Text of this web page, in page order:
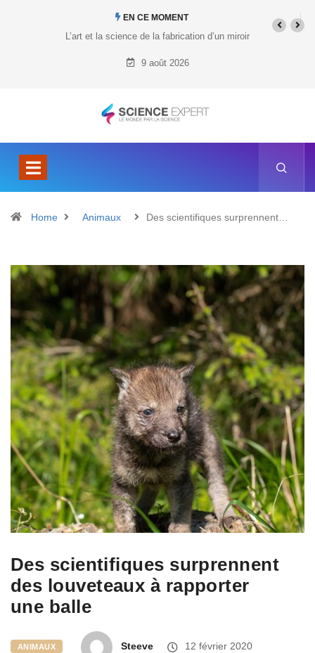
EN CE MOMENT
Quel est le prix du Tesla Cybertruck ?
9 août 2026
Home Animaux Des scientifiques surprennent…
Des scientifiques surprennent
des louveteaux à rapporter
une balle
ANIMAUX Steeve 12 février 2020